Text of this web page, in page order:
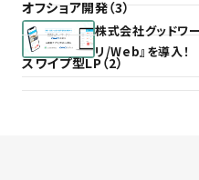
オフショア開発（3）
スワイプ型LP（2）
株式会社グッドワ
リ/Web』を導入！